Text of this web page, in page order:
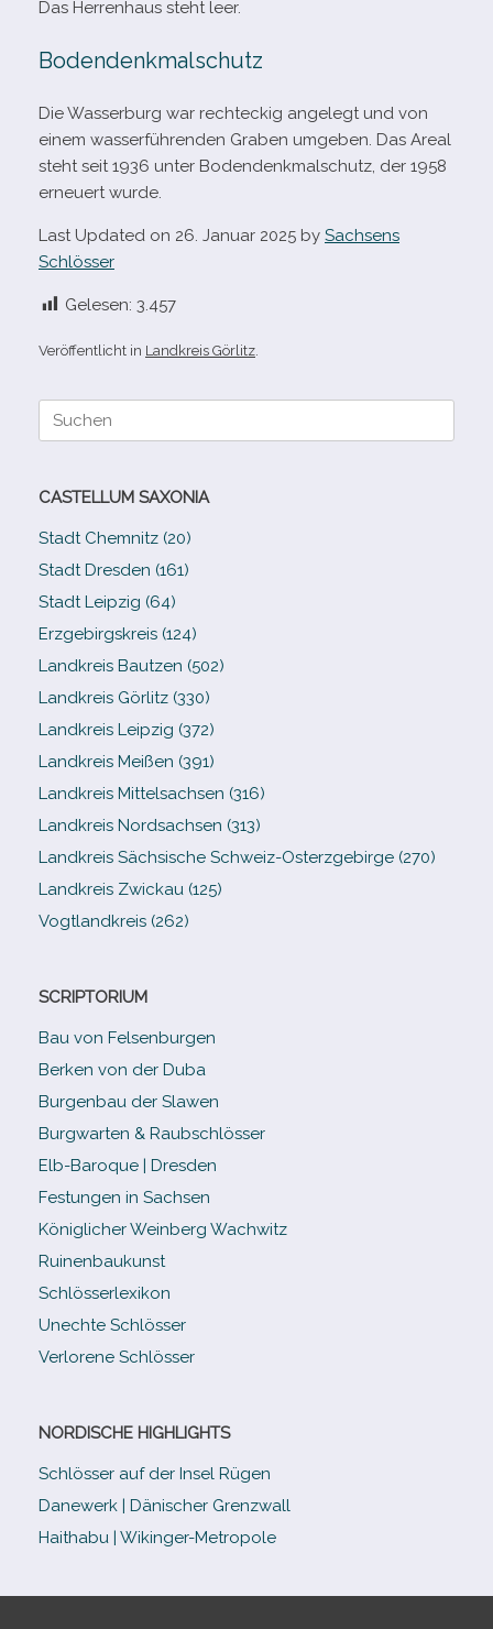
Das Herrenhaus steht leer.
Bodendenkmalschutz
Die Wasserburg war recht­eckig ange­legt und von
einem was­ser­füh­ren­den Graben umge­ben. Das Areal
steht seit 1936 unter Bodendenkmalschutz, der 1958
erneu­ert wurde.
Last Updated on 26. Januar 2025 by Sachsens
Schlösser
Gelesen: 3.457
Veröffentlicht in Landkreis Görlitz
Suche
CASTELLUM SAXONIA
Stadt Chemnitz (20)
Stadt Dresden (161)
Stadt Leipzig (64)
Erzgebirgskreis (124)
Landkreis Bautzen (502)
Landkreis Görlitz (330)
Landkreis Leipzig (372)
Landkreis Meißen (391)
Landkreis Mittelsachsen (316)
Landkreis Nordsachsen (313)
Landkreis Sächsische Schweiz-​Osterzgebirge (270)
Landkreis Zwickau (125)
Vogtlandkreis (262)
SCRIPTORIUM
Bau von Felsenburgen
Berken von der Duba
Burgenbau der Slawen
Burgwarten & Raubschlösser
Elb-​Baroque | Dresden
Festungen in Sachsen
Königlicher Weinberg Wachwitz
Ruinenbaukunst
Schlösserlexikon
Unechte Schlösser
Verlorene Schlösser
NORDISCHE HIGHLIGHTS
Schlösser auf der Insel Rügen
Danewerk | Dänischer Grenzwall
Haithabu | Wikinger-Metropole